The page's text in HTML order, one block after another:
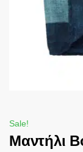
Sale!
Mαντήλι